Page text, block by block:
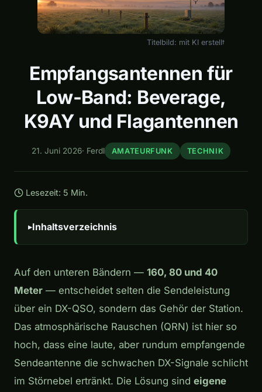
Titelbild: mit KI erstellt
Empfangsantennen für
Low-Band: Beverage,
K9AY und Flagantennen
21. Juni 2026· Ferdl AMATEURFUNK TECHNIK
Lesezeit: 5 Min.
Inhaltsverzeichnis
Auf den unteren Bändern — 160, 80 und 40
Meter — entscheidet selten die Sendeleistung
über ein DX-QSO, sondern das Gehör der Station.
Das atmosphärische Rauschen (QRN) ist hier so
hoch, dass eine laute, aber rundum empfangende
Sendeantenne die schwachen DX-Signale schlicht
im Störnebel ertränkt. Die Lösung sind eigene